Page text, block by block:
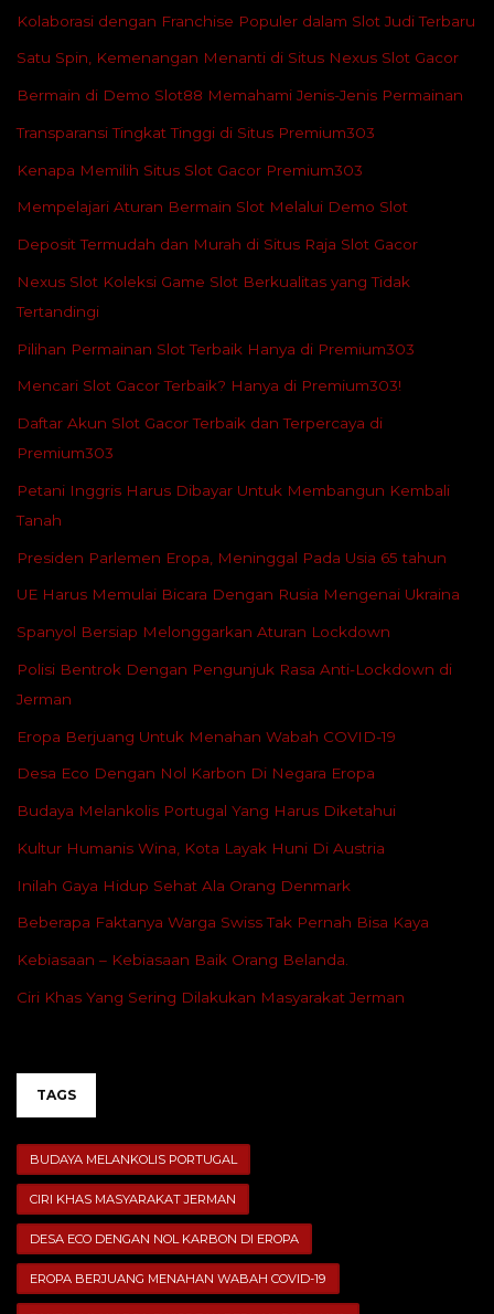
Kolaborasi dengan Franchise Populer dalam Slot Judi Terbaru
Satu Spin, Kemenangan Menanti di Situs Nexus Slot Gacor
Bermain di Demo Slot88 Memahami Jenis-Jenis Permainan
Transparansi Tingkat Tinggi di Situs Premium303
Kenapa Memilih Situs Slot Gacor Premium303
Mempelajari Aturan Bermain Slot Melalui Demo Slot
Deposit Termudah dan Murah di Situs Raja Slot Gacor
Nexus Slot Koleksi Game Slot Berkualitas yang Tidak
Tertandingi
Pilihan Permainan Slot Terbaik Hanya di Premium303
Mencari Slot Gacor Terbaik? Hanya di Premium303!
Daftar Akun Slot Gacor Terbaik dan Terpercaya di
Premium303
Petani Inggris Harus Dibayar Untuk Membangun Kembali
Tanah
Presiden Parlemen Eropa, Meninggal Pada Usia 65 tahun
UE Harus Memulai Bicara Dengan Rusia Mengenai Ukraina
Spanyol Bersiap Melonggarkan Aturan Lockdown
Polisi Bentrok Dengan Pengunjuk Rasa Anti-Lockdown di
Jerman
Eropa Berjuang Untuk Menahan Wabah COVID-19
Desa Eco Dengan Nol Karbon Di Negara Eropa
Budaya Melankolis Portugal Yang Harus Diketahui
Kultur Humanis Wina, Kota Layak Huni Di Austria
Inilah Gaya Hidup Sehat Ala Orang Denmark
Beberapa Faktanya Warga Swiss Tak Pernah Bisa Kaya
Kebiasaan – Kebiasaan Baik Orang Belanda.
Ciri Khas Yang Sering Dilakukan Masyarakat Jerman
TAGS
BUDAYA MELANKOLIS PORTUGAL
CIRI KHAS MASYARAKAT JERMAN
DESA ECO DENGAN NOL KARBON DI EROPA
EROPA BERJUANG MENAHAN WABAH COVID-19